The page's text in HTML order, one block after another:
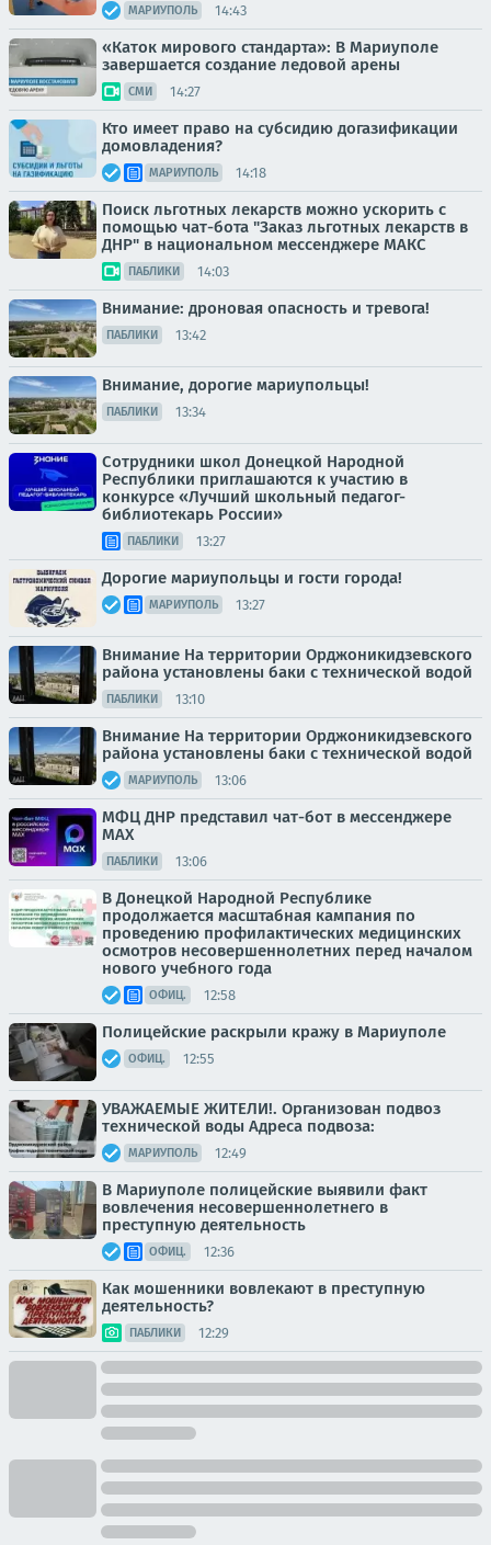
МАРИУПОЛЬ 14:43
«Каток мирового стандарта»: В Мариуполе
завершается создание ледовой арены
СМИ 14:27
Кто имеет право на субсидию догазификации
домовладения?
МАРИУПОЛЬ 14:18
Поиск льготных лекарств можно ускорить с
помощью чат-бота "Заказ льготных лекарств в
ДНР" в национальном мессенджере МАКС
ПАБЛИКИ 14:03
Внимание: дроновая опасность и тревога!
ПАБЛИКИ 13:42
Внимание, дорогие мариупольцы!
ПАБЛИКИ 13:34
Сотрудники школ Донецкой Народной
Республики приглашаются к участию в
конкурсе «Лучший школьный педагог-
библиотекарь России»
ПАБЛИКИ 13:27
Дорогие мариупольцы и гости города!
МАРИУПОЛЬ 13:27
Внимание На территории Орджоникидзевского
района установлены баки с технической водой
ПАБЛИКИ 13:10
Внимание На территории Орджоникидзевского
района установлены баки с технической водой
МАРИУПОЛЬ 13:06
МФЦ ДНР представил чат-бот в мессенджере
MAX
ПАБЛИКИ 13:06
В Донецкой Народной Республике
продолжается масштабная кампания по
проведению профилактических медицинских
осмотров несовершеннолетних перед началом
нового учебного года
ОФИЦ. 12:58
Полицейские раскрыли кражу в Мариуполе
ОФИЦ. 12:55
УВАЖАЕМЫЕ ЖИТЕЛИ!. Организован подвоз
технической воды Адреса подвоза:
МАРИУПОЛЬ 12:49
В Мариуполе полицейские выявили факт
вовлечения несовершеннолетнего в
преступную деятельность
ОФИЦ. 12:36
Как мошенники вовлекают в преступную
деятельность?
ПАБЛИКИ 12:29